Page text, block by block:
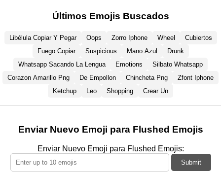
Últimos Emojis Buscados
Libélula Copiar Y Pegar Oops Zorro Iphone Wheel
Cubiertos
Fuego Copiar
Suspicious Mano Azul
Drunk
Whatsapp Sacando La Lengua
Emotions
Silbato Whatsapp
Corazon Amarillo Png
De Empollon Chincheta Png
Zfont Iphone
Ketchup
Leo Shopping Crear Un
Enviar Nuevo Emoji para Flushed Emojis
Enviar Nuevo Emoji para Flushed Emojis:
Submit